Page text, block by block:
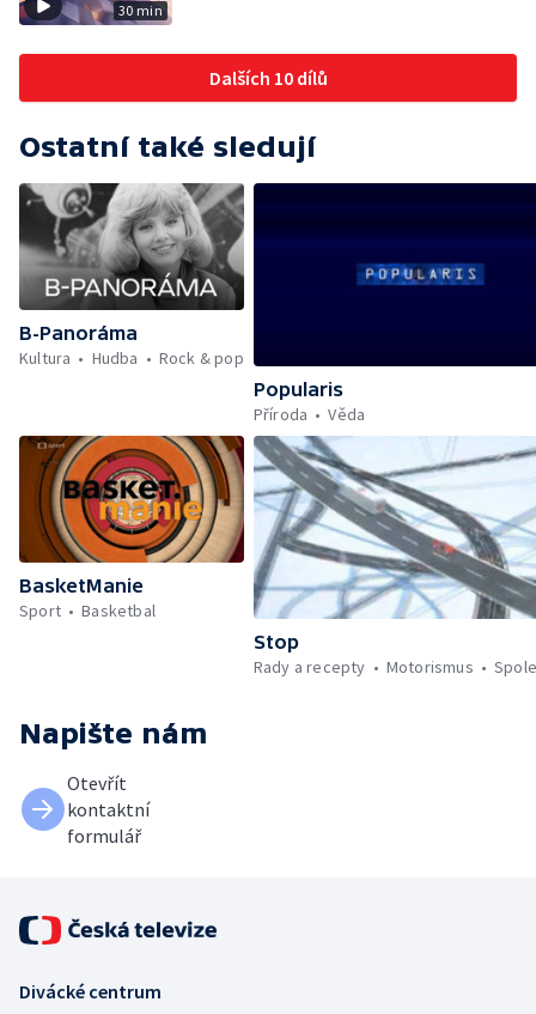
30 min
Dalších 10 dílů
Ostatní také sledují
B-Panoráma
Kultura
Hudba
Rock & pop
Popularis
Příroda
Věda
BasketManie
Sport
Basketbal
Stop
Rady a recepty
Motorismus
Napište nám
Otevřít
kontaktní
formulář
Divácké centrum